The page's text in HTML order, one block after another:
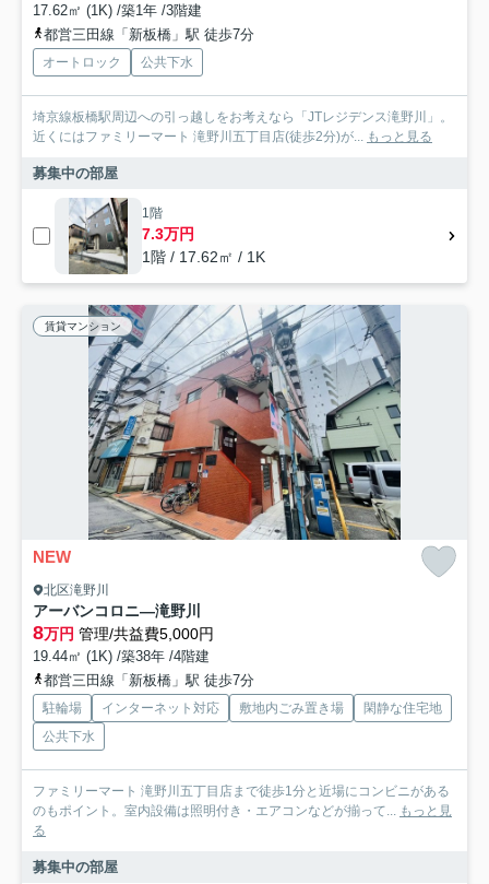
17.62㎡ (1K) /築1年 /3階建
都営三田線「新板橋」駅 徒歩7分
オートロック 公共下水
埼京線板橋駅周辺への引っ越しをお考えなら「JTレジデンス滝野川」。
近くにはファミリーマート 滝野川五丁目店(徒歩2分)が... もっと見る
募集中の部屋
1階
7.3万円
1階 / 17.62㎡ / 1K
賃貸マンション
NEW
北区滝野川
アーバンコロニ―滝野川
8万円 管理/共益費5,000円
19.44㎡ (1K) /築38年 /4階建
都営三田線「新板橋」駅 徒歩7分
駐輪場 インターネット対応 敷地内ごみ置き場
閑静な住宅地
公共下水
ファミリーマート 滝野川五丁目店まで徒歩1分と近場にコンビニがある
のもポイント。室内設備は照明付き・エアコンなどが揃って... もっと見
る
募集中の部屋